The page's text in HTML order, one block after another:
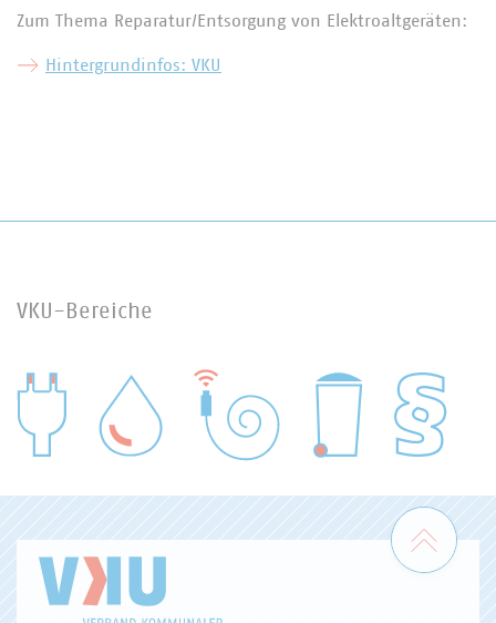
Zum Thema Reparatur/Entsorgung von Elektroaltgeräten:
Hintergrundinfos: VKU
VKU-Bereiche
WASSER/ABWASSER
Zum